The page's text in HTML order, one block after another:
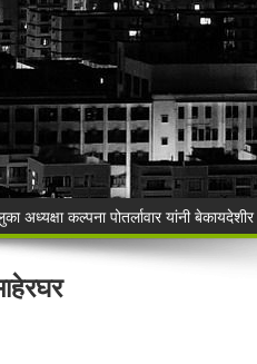
अध्यक्षा कल्पना पोतर्लावार यांनी
विजयदीन साजरा Kargil Vijay
कारवाई! LCBच्या थरारक पाठलागानंतर ३५
आनंद हिरवाईला अर्पण; रुपेश कुतरमारे यांचा